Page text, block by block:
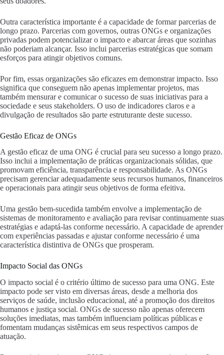
Outra característica importante é a capacidade de formar parcerias de
longo prazo. Parcerias com governos, outras ONGs e organizações
privadas podem potencializar o impacto e abarcar áreas que sozinhas
não poderiam alcançar. Isso inclui parcerias estratégicas que somam
esforços para atingir objetivos comuns.
Por fim, essas organizações são eficazes em demonstrar impacto. Isso
significa que conseguem não apenas implementar projetos, mas
também mensurar e comunicar o sucesso de suas iniciativas para a
sociedade e seus stakeholders. O uso de indicadores claros e a
divulgação de resultados são parte estruturante deste sucesso.
Gestão Eficaz de ONGs
A gestão eficaz de uma ONG é crucial para seu sucesso a longo prazo.
Isso inclui a implementação de práticas organizacionais sólidas, que
promovam eficiência, transparência e responsabilidade. As ONGs
precisam gerenciar adequadamente seus recursos humanos, financeiros
e operacionais para atingir seus objetivos de forma efeitiva.
Uma gestão bem-sucedida também envolve a implementação de
sistemas de monitoramento e avaliação para revisar continuamente suas
estratégias e adaptá-las conforme necessário. A capacidade de aprender
com experiências passadas e ajustar conforme necessário é uma
característica distintiva de ONGs que prosperam.
Impacto Social das ONGs
O impacto social é o critério último de sucesso para uma ONG. Este
impacto pode ser visto em diversas áreas, desde a melhoria dos
serviços de saúde, inclusão educacional, até a promoção dos direitos
humanos e justiça social. ONGs de sucesso não apenas oferecem
soluções imediatas, mas também influenciam políticas públicas e
fomentam mudanças sistêmicas em seus respectivos campos de
atuação.